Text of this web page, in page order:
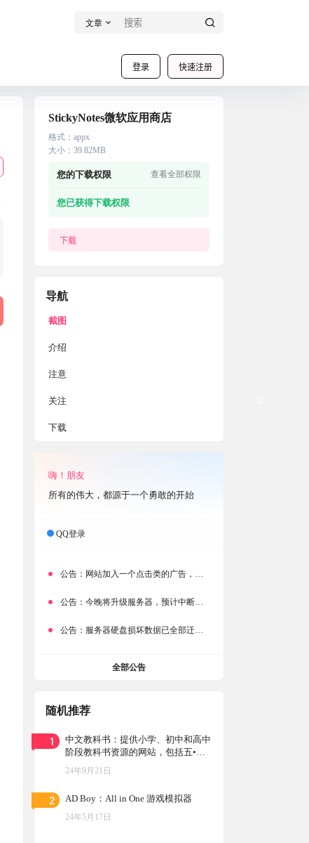
文章
登录 快速注册
StickyNotes微软应用商店
格式 ： appx
大小 ： 39.82MB
您的下载权限 查看全部权限
您已获得下载权限
下载
导航
截图
介绍
注意
关注
下载
嗨！朋友
所有的伟大，都源于一个勇敢的开始
QQ登录
公告： 网站加入一个点击类的广告，大家点击下载按钮需要注意
公告： 今晚将升级服务器，预计中断时常为1分钟
公告： 服务器硬盘损坏数据已全部迁移备份，网站恢复完成！
全部公告
随机推荐
1
中文教科书：提供小学、初中和高中
阶段教科书资源的网站，包括五•四
学制的教材和电子教材
24年9月21日
2 AD Boy：All in One 游戏模拟器
24年5月17日